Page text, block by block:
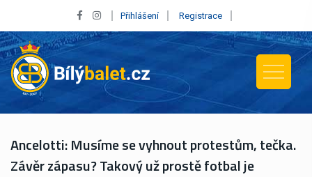
Přihlášení Registrace
Ancelotti: Musíme se vyhnout protestům, tečka.
Závěr zápasu? Takový už prostě fotbal je